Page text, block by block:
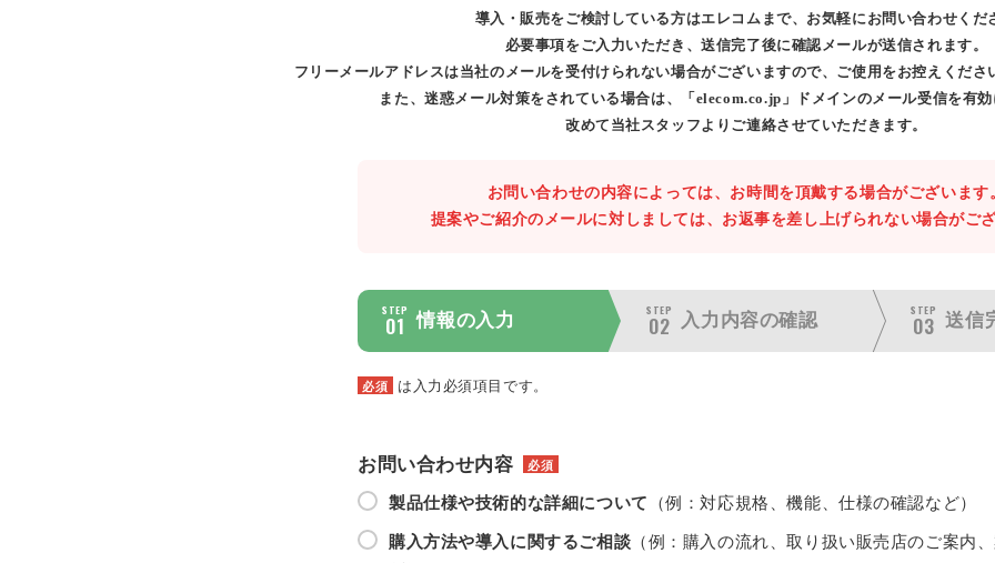
導入・販売をご検討している方はエレコムまで、お気軽にお問い合わせくだ
必要事項をご入力いただき、送信完了後に確認メールが送信されます。
フリーメールアドレスは当社のメールを受付けられない場合がございますので、ご使用をお控えくださ
また、迷惑メール対策をされている場合は、「elecom.co.jp」ドメインのメール受信を有効
改めて当社スタッフよりご連絡させていただきます。
お問い合わせの内容によっては、お時間を頂戴する場合がございます
提案やご紹介のメールに対しましては、お返事を差し上げられない場合がござ
STEP
01 情報の入力
STEP
02 入力内容の確認
STEP
03 送信
必須 は入力必須項目です。
お問い合わせ内容 必須
製品仕様や技術的な詳細について （例：対応規格、機能、仕様の確認など）
購入方法や導入に関するご相談 （例：購入の流れ、取り扱い販売店のご案内